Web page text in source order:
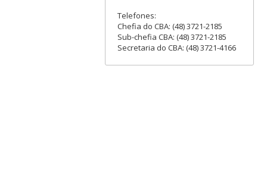
Telefones:
Chefia do CBA: (48) 3721-2185
Sub-chefia CBA: (48) 3721-2185
Secretaria do CBA: (48) 3721-4166